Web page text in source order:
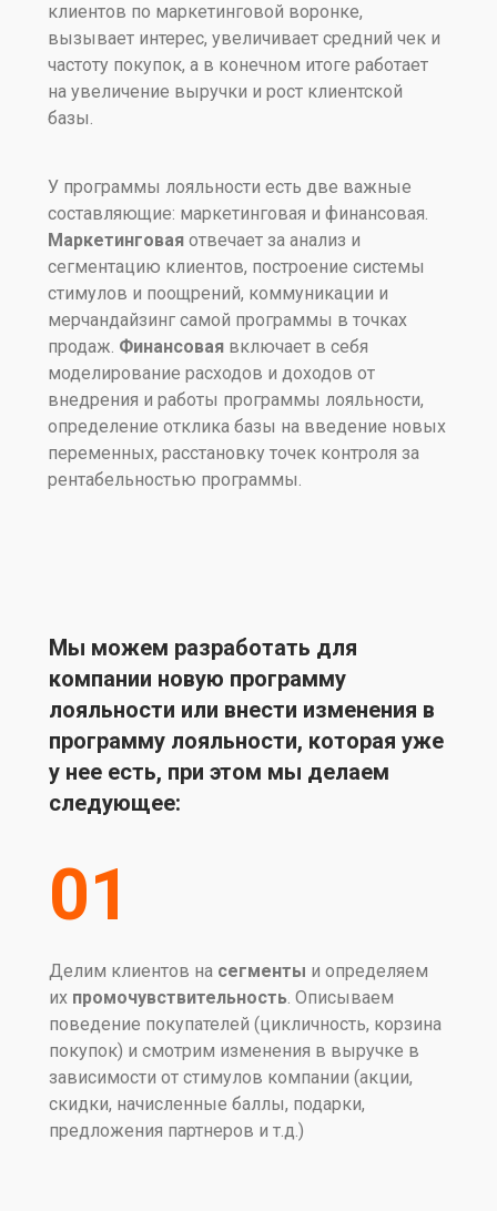
клиентов по маркетинговой воронке,
вызывает интерес, увеличивает средний чек и
частоту покупок, а в конечном итоге работает
на увеличение выручки и рост клиентской
базы.
У программы лояльности есть две важные
составляющие: маркетинговая и финансовая.
Маркетинговая отвечает за анализ и
сегментацию клиентов, построение системы
стимулов и поощрений, коммуникации и
мерчандайзинг самой программы в точках
продаж. Финансовая включает в себя
моделирование расходов и доходов от
внедрения и работы программы лояльности,
определение отклика базы на введение новых
переменных, расстановку точек контроля за
рентабельностью программы.
Мы можем разработать для
компании новую программу
лояльности или внести изменения в
программу лояльности, которая уже
у нее есть, при этом мы делаем
следующее:
01
Делим клиентов на сегменты и определяем
их промочувствительность. Описываем
поведение покупателей (цикличность, корзина
покупок) и смотрим изменения в выручке в
зависимости от стимулов компании (акции,
скидки, начисленные баллы, подарки,
предложения партнеров и т.д.)